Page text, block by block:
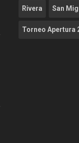
Rivera San
Torneo Apertura